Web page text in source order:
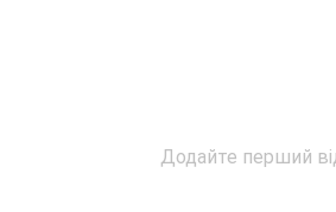
Додайте перший